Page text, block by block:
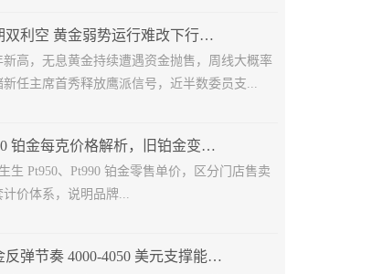
地缘叠加加息预期双利空 黄金弱势运行难改下行格局
高，无息黄金持续遭遇资金抛售，周线大概率
任主席首秀释放鹰派信号，近半数委员支...
周生生 Pt950/Pt990 铂金每克价格解析，旧铂金变现避坑指南
生 Pt950、Pt990 铂金零售单价，区分门店售卖
价体系，说明品牌...
多重利空打断黄金反弹节奏 4000-4050 美元支撑能否守住？